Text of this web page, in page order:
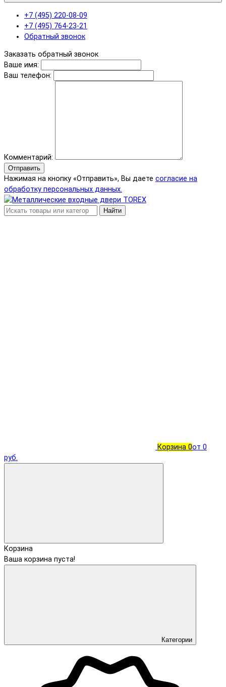
+7 (495) 220-08-09
+7 (495) 764-23-21
Обратный звонок
Заказать обратный звонок
Ваше имя:
Ваш телефон:
Комментарий:
Отправить
Нажимая на кнопку «Отправить», Вы даете согласие на
обработку персональных данных.
Найти
Корзина 0от 0
руб.
Корзина
Ваша корзина пуста!
Категории